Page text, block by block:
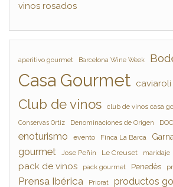
vinos rosados
aperitivo gourmet Barcelona Wine Week
Casa Gourmet caviaroli
Club de vinos club de vinos casa
Conservas Ortiz Denominaciones de Origen
enoturismo evento Finca La Barca
gourmet Jose Peñín Le Creuset maridaje
pack de vinos pack gourmet Penedès
Prensa Ibérica Priorat productos